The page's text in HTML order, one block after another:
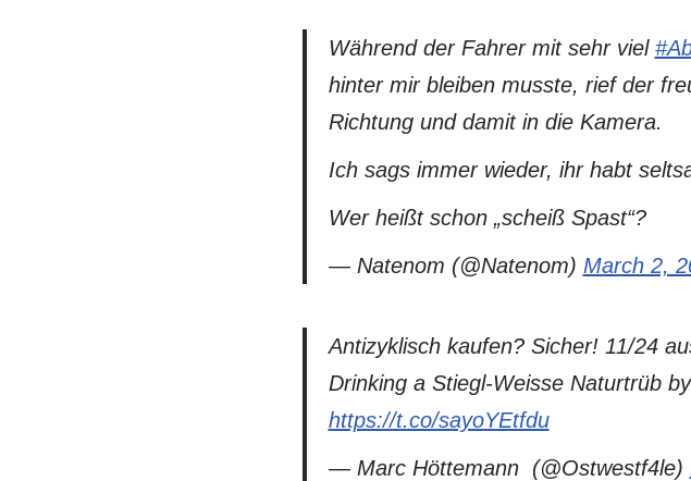
Während der Fahrer mit sehr viel
hinter mir bleiben musste, rief der
Richtung und damit in die Kamera.
Ich sags immer wieder, ihr habt
Wer heißt schon „scheiß Spast“?
— Natenom (@Natenom) March 2,
Antizyklisch kaufen? Sicher! 11/24
Drinking a Stiegl-Weisse Naturtrüb by
https://t.co/sayoYEtfdu
— Marc Höttemann ‍ (@Ostwestf4le)